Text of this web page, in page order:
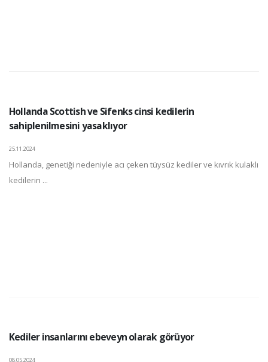
Hollanda Scottish ve Sifenks cinsi kedilerin
sahiplenilmesini yasaklıyor
25.11.2024
Hollanda, genetiği nedeniyle acı çeken tüysüz kediler ve kıvrık kulaklı
kedilerin ...
Kediler insanlarını ebeveyn olarak görüyor
08.05.2024